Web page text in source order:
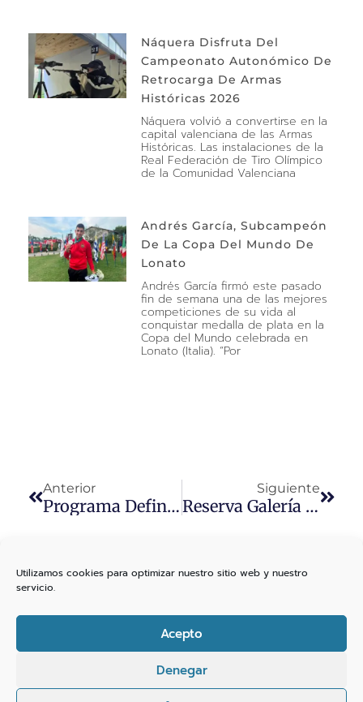
Utilizamos cookies para optimizar nuestro sitio web y nuestro
servicio.
Acepto
Denegar
Náquera Disfruta Del
Campeonato Autonómico De
Retrocarga De Armas
Históricas 2026
Náquera volvió a convertirse en la
capital valenciana de las Armas
Históricas. Las instalaciones de la
Real Federación de Tiro Olímpico
de la Comunidad Valenciana
Andrés García, Subcampeón
De La Copa Del Mundo De
Lonato
Andrés García firmó este pasado
fin de semana una de las mejores
competiciones de su vida al
conquistar medalla de plata en la
Copa del Mundo celebrada en
Lonato (Italia). “Por
Anterior
Programa Definitivo Y Sorteo De Tandas Y Puestos – III TROFEO MEDITERRÁNEO A.C. JOVENES PROMESAS (Jaén, 30 Sept. Al 1 Oct. 2023)
Siguiente
Reserva Galería 29 De Septiembre